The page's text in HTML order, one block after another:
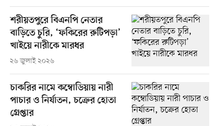
শরীয়তপুরে বিএনপি নেতার
বাড়িতে চুরি, ‘ফকিরের রুটিপড়া’
খাইয়ে নারীকে মারধর
২৬ জুলাই ২০২৬
চাকরির নামে কম্বোডিয়ায় নারী
পাচার ও নির্যাতন, চক্রের হোতা
গ্রেপ্তার